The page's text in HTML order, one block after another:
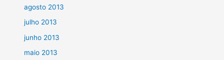
agosto 2013
julho 2013
junho 2013
maio 2013